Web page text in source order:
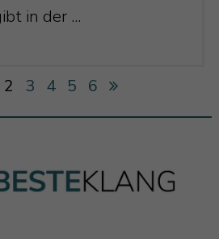
in der ...
2 3 4 5 6